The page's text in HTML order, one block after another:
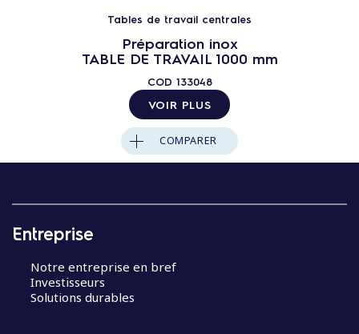
Tables de travail centrales
Préparation inox
TABLE DE TRAVAIL 1000 mm
COD 133048
VOIR PLUS
COMPARER
Entreprise
Notre entreprise en bref
Investisseurs
Solutions durables